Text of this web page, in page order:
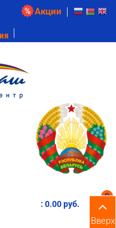
Акции
0
: 0.00 pуб.
Вверх